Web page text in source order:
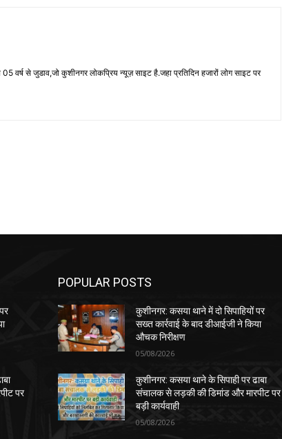
वर्ष से जुडाव,जो कुशीनगर लोकप्रिय न्यूज़ साइट है.जहा प्रतिदिन हजारों लोग साइट पर
पर
POPULAR POSTS
कुशीनगर: कसया थाने में दो सिपाहियों पर
सख्त कार्रवाई के बाद डीआईजी ने किया
औचक निरीक्षण
05/08/2026
कुशीनगर: कसया थाने के सिपाही पर ढाबा
संचालक से लड़की की डिमांड और मारपीट पर
बड़ी कार्यवाही
05/08/2026